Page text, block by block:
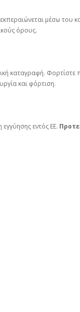
μέσω του
όρους.
καταγραφή.
και φόρτιση.
εντός ΕΕ.